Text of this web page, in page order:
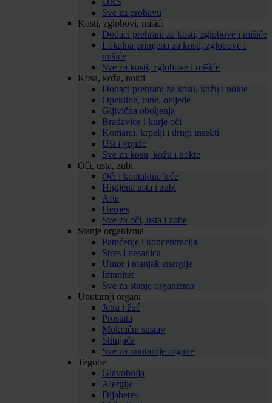
Sve za probavu
Kosti, zglobovi, mišići
Dodaci prehrani za kosti, zglobove i mišiće
Lokalna primjena za kosti, zglobove i
mišiće
Sve za kosti, zglobove i mišiće
Kosa, koža, nokti
Dodaci prehrani za kosu, kožu i nokte
Opekline, rane, ozljede
Gljivična oboljenja
Bradavice i kurje oči
Komarci, krpelji i drugi insekti
Uši i gnjide
Sve za kosu, kožu i nokte
Oči, usta, zubi
Oči i kontaktne leće
Higijena usta i zubi
Afte
Herpes
Sve za oči, usta i zube
Stanje organizma
Pamćenje i koncentracija
Stres i nesanica
Umor i manjak energije
Imunitet
Sve za stanje organizma
Unutarnji organi
Jetra i žuć
Prostata
Mokraćni sustav
Štitnjača
Sve za unutarnje organe
Tegobe
Glavobolja
Alergije
Dijabetes